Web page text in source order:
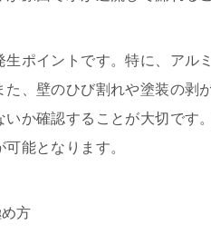
ポイントです。特に、アル
、壁のひび割れや塗装の剥
か確認することが大切です
能となります。
方